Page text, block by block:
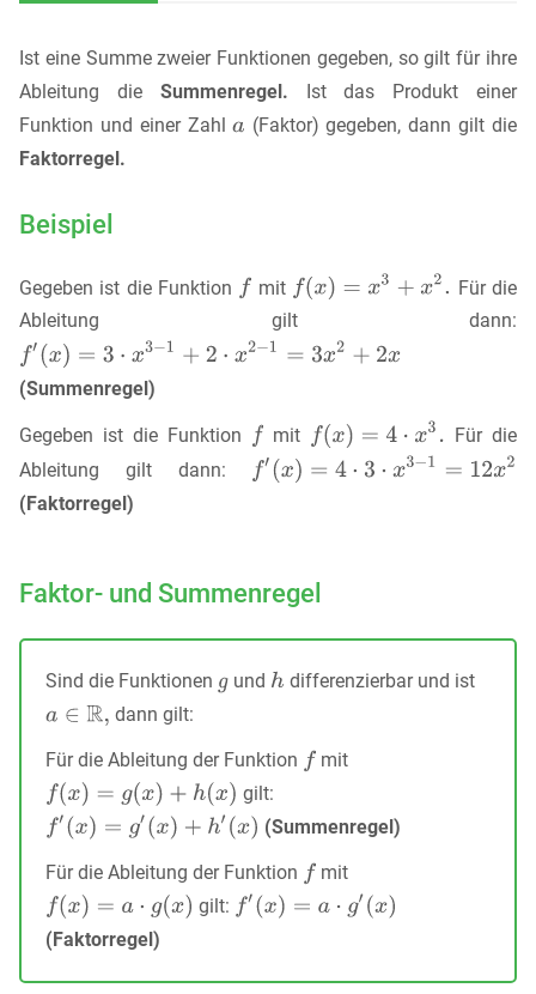
Ist eine Summe zweier Funktionen gegeben, so gilt für ihre
Ableitung die Summenregel. Ist das Produkt einer
Funktion und einer Zahl
(Faktor) gegeben, dann gilt die
Faktorregel.
Beispiel
Gegeben ist die Funktion mit
Für die
Ableitung gilt dann:
(Summenregel)
Gegeben ist die Funktion mit
Für die
Ableitung gilt dann:
(Faktorregel)
Faktor- und Summenregel
Sind die Funktionen und
differenzierbar und ist
dann gilt:
Für die Ableitung der Funktion
mit
gilt:
(Summenregel)
Für die Ableitung der Funktion
mit
gilt:
(Faktorregel)